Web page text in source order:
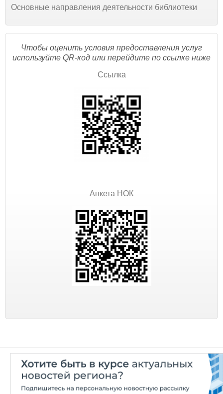
Основные направления деятельности библиотеки
Чтобы оценить условия предоставления услуг
используйте QR-код или перейдите по ссылке ниже
Ссылка
Анкета НОК